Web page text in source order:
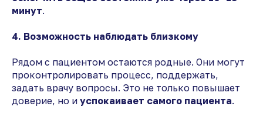
минут.
4. Возможность наблюдать близкому
Рядом с пациентом остаются родные. Они могут
проконтролировать процесс, поддержать,
задать врачу вопросы. Это не только повышает
доверие, но и успокаивает самого пациента.